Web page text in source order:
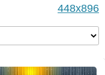
448x896